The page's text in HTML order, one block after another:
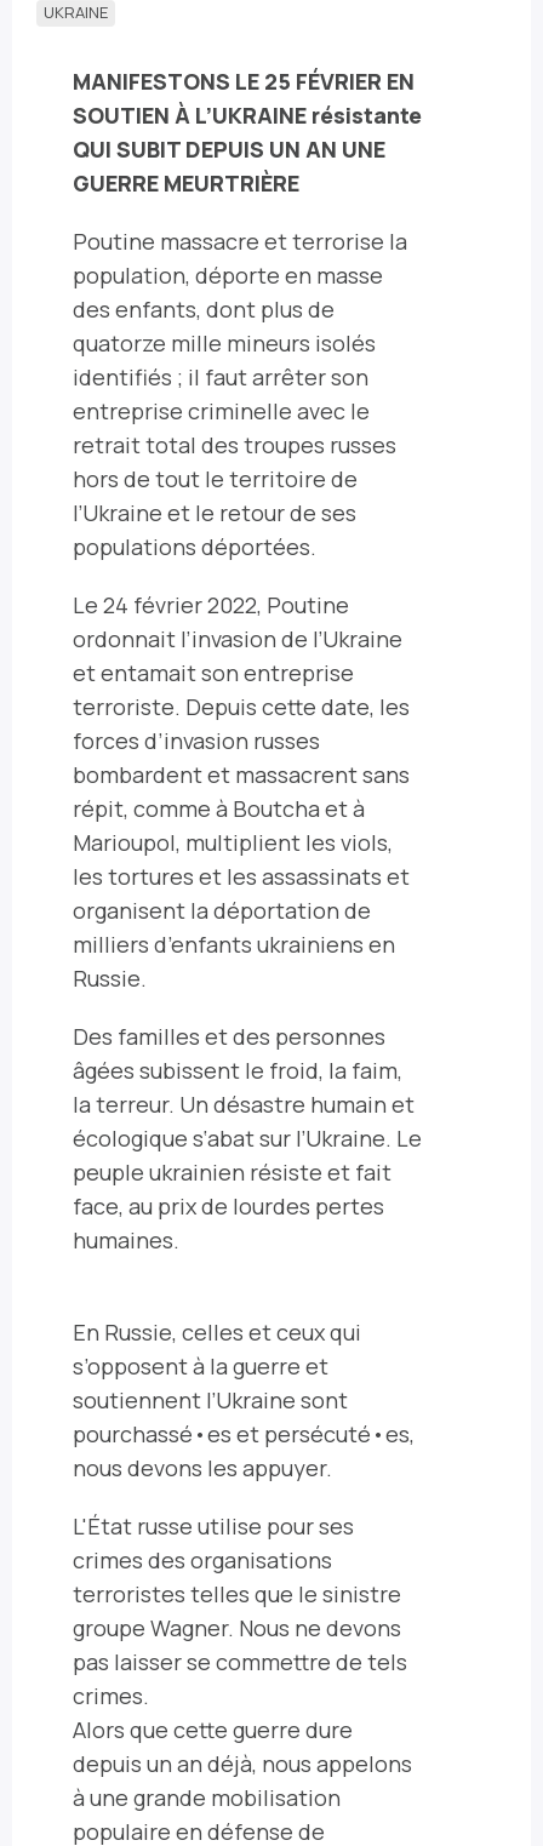
UKRAINE
MANIFESTONS LE 25 FÉVRIER EN
SOUTIEN À L’UKRAINE résistante
QUI SUBIT DEPUIS UN AN UNE
GUERRE MEURTRIÈRE
Poutine massacre et terrorise la
population, déporte en masse
des enfants, dont plus de
quatorze mille mineurs isolés
identifiés ; il faut arrêter son
entreprise criminelle avec le
retrait total des troupes russes
hors de tout le territoire de
l’Ukraine et le retour de ses
populations déportées.
Le 24 février 2022, Poutine
ordonnait l’invasion de l’Ukraine
et entamait son entreprise
terroriste. Depuis cette date, les
forces d’invasion russes
bombardent et massacrent sans
répit, comme à Boutcha et à
Marioupol, multiplient les viols,
les tortures et les assassinats et
organisent la déportation de
milliers d’enfants ukrainiens en
Russie.
Des familles et des personnes
âgées subissent le froid, la faim,
la terreur. Un désastre humain et
écologique s‘abat sur l’Ukraine. Le
peuple ukrainien résiste et fait
face, au prix de lourdes pertes
humaines.
En Russie, celles et ceux qui
s’opposent à la guerre et
soutiennent l’Ukraine sont
pourchassé•es et persécuté•es,
nous devons les appuyer.
L'État russe utilise pour ses
crimes des organisations
terroristes telles que le sinistre
groupe Wagner. Nous ne devons
pas laisser se commettre de tels
crimes.
Alors que cette guerre dure
depuis un an déjà, nous appelons
à une grande mobilisation
populaire en défense de